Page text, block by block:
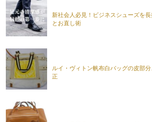
新社会人必見！ビジネスシューズを
とお直し術
ルイ・ヴィトン帆布白バッグの皮部
正